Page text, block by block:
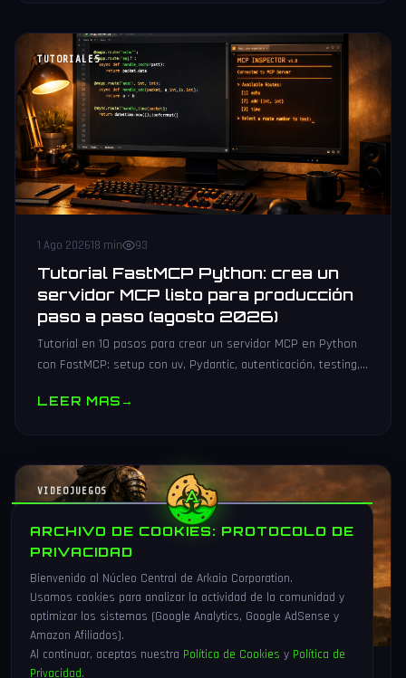
TUTORIALES
1 Ago 202618 min 93
Tutorial FastMCP Python: crea un
servidor MCP listo para producción
paso a paso (agosto 2026)
Tutorial en 10 pasos para crear un servidor MCP en Python
con FastMCP: setup con uv, Pydantic, autenticación, testing,
LEER MAS→
VIDEOJUEGOS
ARCHIVO DE COOKIES: PROTOCOLO DE
PRIVACIDAD
Bienvenido al Núcleo Central de Arkaia Corporation.
Usamos cookies para analizar la actividad de la comunidad y
optimizar los sistemas (Google Analytics, Google AdSense y
Amazon Afiliados).
Al continuar, aceptas nuestra Política de Cookies y Política de
Privacidad.